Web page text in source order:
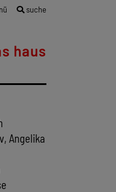
suche
haus
Angelika